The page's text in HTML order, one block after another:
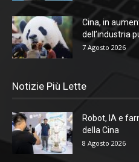
Cina, in
dell’industria
7 Agosto 2026
Notizie Più Lette
Robot, IA e
della Cina
8 Agosto 2026